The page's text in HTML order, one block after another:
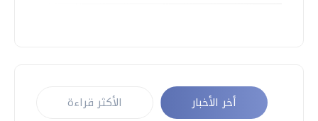
أخر الأخبار الأكثر قراءة